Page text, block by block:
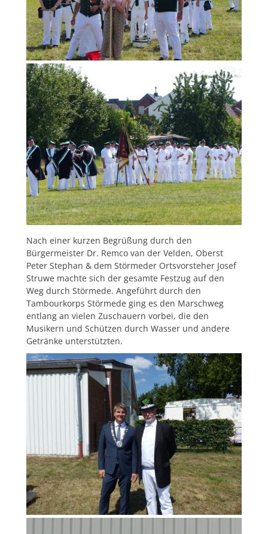
Nach einer kurzen Begrüßung durch den
Bürgermeister Dr. Remco van der Velden, Oberst
Peter Stephan & dem Störmeder Ortsvorsteher Josef
Struwe machte sich der gesamte Festzug auf den
Weg durch Störmede. Angeführt durch den
Tambourkorps Störmede ging es den Marschweg
entlang an vielen Zuschauern vorbei, die den
Musikern und Schützen durch Wasser und andere
Getränke unterstützten.